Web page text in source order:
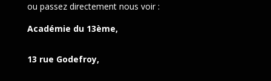
ou passez directement nous voir :
Académie du 13ème,
13 rue Godefroy,